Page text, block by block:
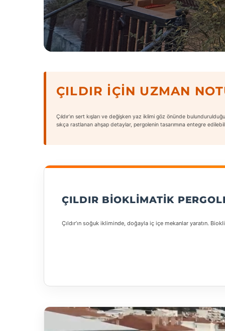
ÇILDIR İÇIN UZMAN
Çıldır’ın sert kışları ve değişken yaz iklimi göz önünde
sıkça rastlanan ahşap detaylar, pergolenin tasarımına entegre
ÇILDIR BIOKLIMATIK
Çıldır’ın soğuk ikliminde, doğayla iç içe mekanlar yaratın.